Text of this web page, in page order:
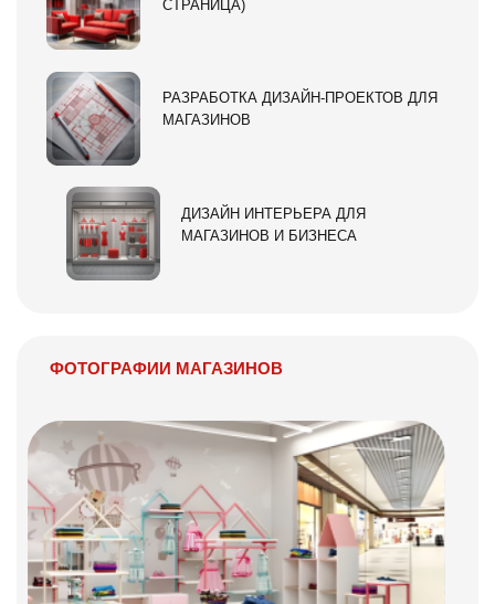
СТРАНИЦА)
РАЗРАБОТКА ДИЗАЙН-ПРОЕКТОВ ДЛЯ
МАГАЗИНОВ
ДИЗАЙН ИНТЕРЬЕРА ДЛЯ
МАГАЗИНОВ И БИЗНЕСА
ФОТОГРАФИИ МАГАЗИНОВ